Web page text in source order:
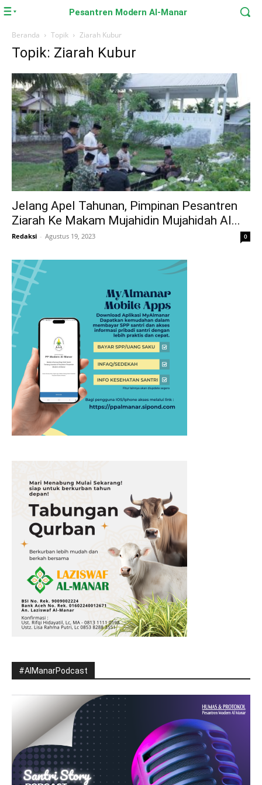
Pesantren Modern Al-Manar
Beranda Topik Ziarah Kubur
Topik: Ziarah Kubur
Jelang Apel Tahunan, Pimpinan Pesantren
Ziarah Ke Makam Mujahidin Mujahidah Al...
Redaksi - Agustus 19, 2023 0
#AlManarPodcast